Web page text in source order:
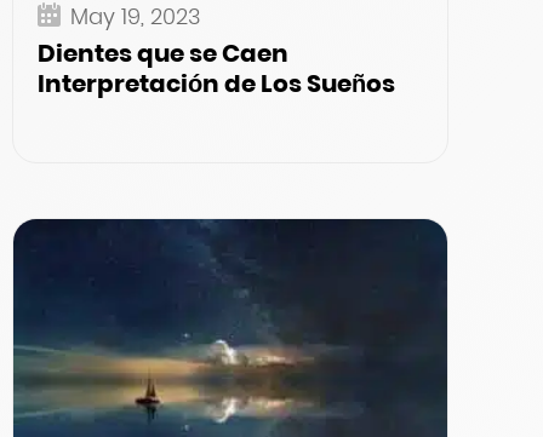
May 19, 2023
Dientes que se Caen
Interpretación de Los Sueños